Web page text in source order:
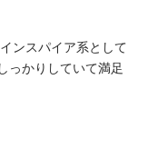
ンスパイア系として
っかりしていて満足